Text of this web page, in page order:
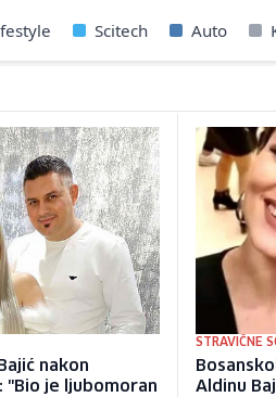
Scitech Auto
nakon
"Bio je ljubomoran
STRAVIČNE
Aldinu